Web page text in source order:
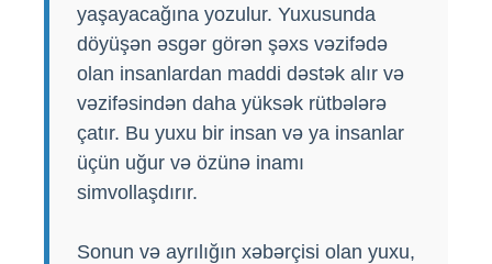
yaşayacağına yozulur. Yuxusunda
döyüşən əsgər görən şəxs vəzifədə
olan insanlardan maddi dəstək alır və
vəzifəsindən daha yüksək rütbələrə
çatır. Bu yuxu bir insan və ya insanlar
üçün uğur və özünə inamı
simvollaşdırır.
Sonun və ayrılığın xəbərçisi olan yuxu,